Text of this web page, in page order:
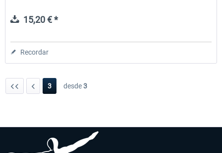
15,20 € *
Recordar
3 desde3